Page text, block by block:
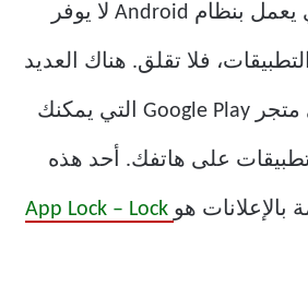
إذا كان هاتفك الذي يعمل بنظام Android لا يوفر
فلا تقلق. هناك العديد
من التطبيقات على متجر Google Play التي يمكنك
على هاتفك. أحد هذه
بالإعلانات هو App Lock – Lock